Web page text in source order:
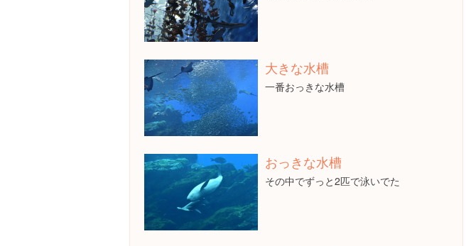
大きな水槽
一番おっきな水槽
おっきな水槽
その中でずっと2匹で泳いでた